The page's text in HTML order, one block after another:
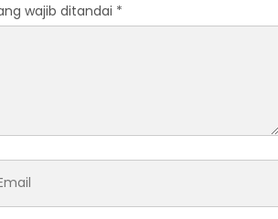
wajib ditandai *